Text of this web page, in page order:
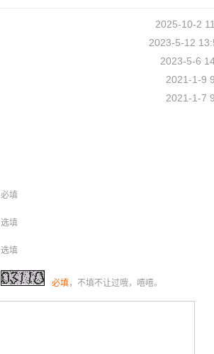
2025-10-2
2023-5-12
2023-5-6
2021-1-9
2021-1-7
必填
选填
选填
必填，不填不让过哦，嘻嘻。